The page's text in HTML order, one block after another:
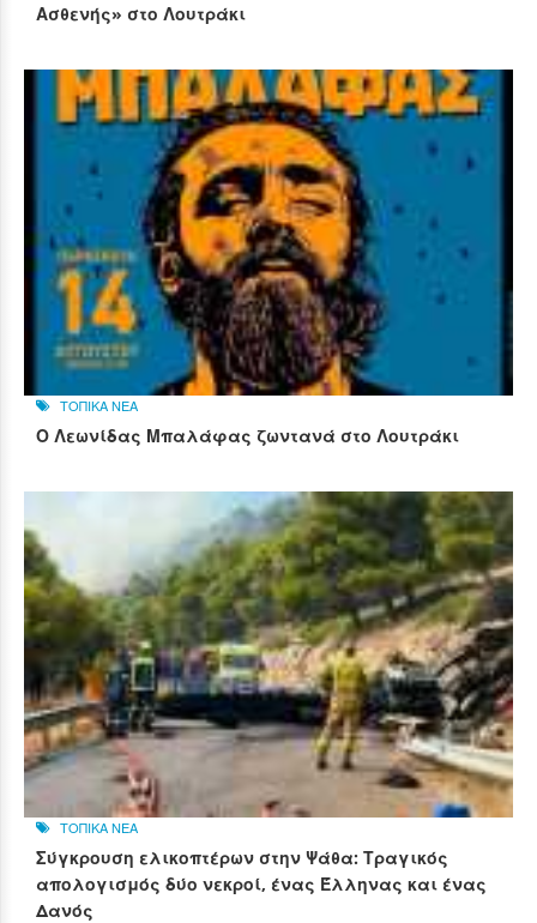
Ασθενής» στο Λουτράκι
ΤΟΠΙΚΑ ΝΕΑ
Ο Λεωνίδας Μπαλάφας ζωντανά στο Λουτράκι
ΤΟΠΙΚΑ ΝΕΑ
Σύγκρουση ελικοπτέρων στην Ψάθα: Τραγικός
απολογισμός δύο νεκροί, ένας Έλληνας και ένας
Δανός